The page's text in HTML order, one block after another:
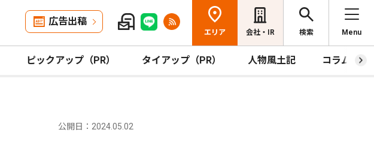
広告出稿
エリア 会社・IR 検索 Menu
ピックアップ（PR） タイアップ（PR） 人物風土記 コラム
公開日：2024.05.02